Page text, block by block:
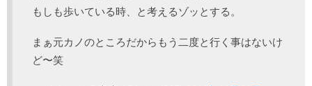
もしも歩いている時、と考えるゾッとする。
まぁ元カノのところだからもう二度と行く事はないけ
ど〜笑